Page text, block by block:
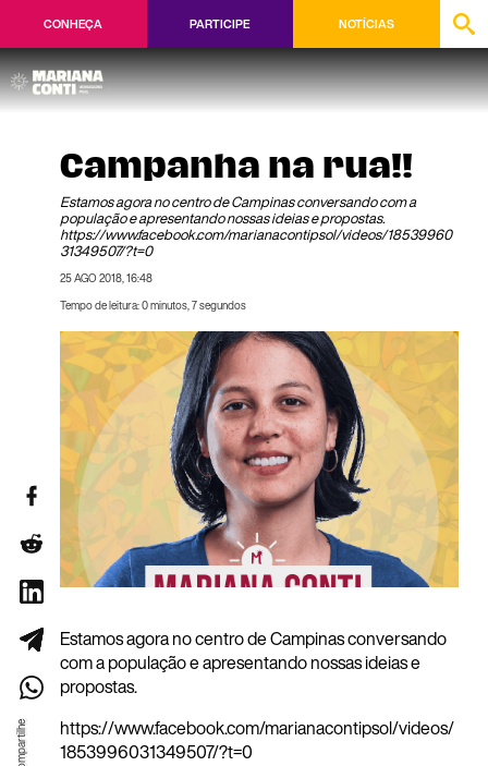
CONHEÇA PARTICIPE NOTÍCIAS
Campanha na rua!!
Estamos agora no centro de Campinas conversando com a
população e apresentando nossas ideias e propostas.
https://www.facebook.com/marianacontipsol/videos/18539960
31349507/?t=0
25 AGO 2018, 16:48
Tempo de leitura: 0 minutos, 7 segundos
Estamos agora no centro de Campinas conversando
com a população e apresentando nossas ideias e
propostas.
https://www.facebook.com/marianacontipsol/videos/
1853996031349507/?t=0